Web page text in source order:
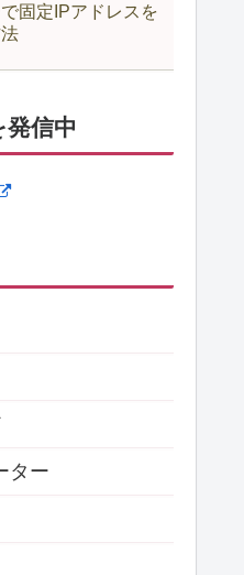
固定IPアドレスを
信中
ター